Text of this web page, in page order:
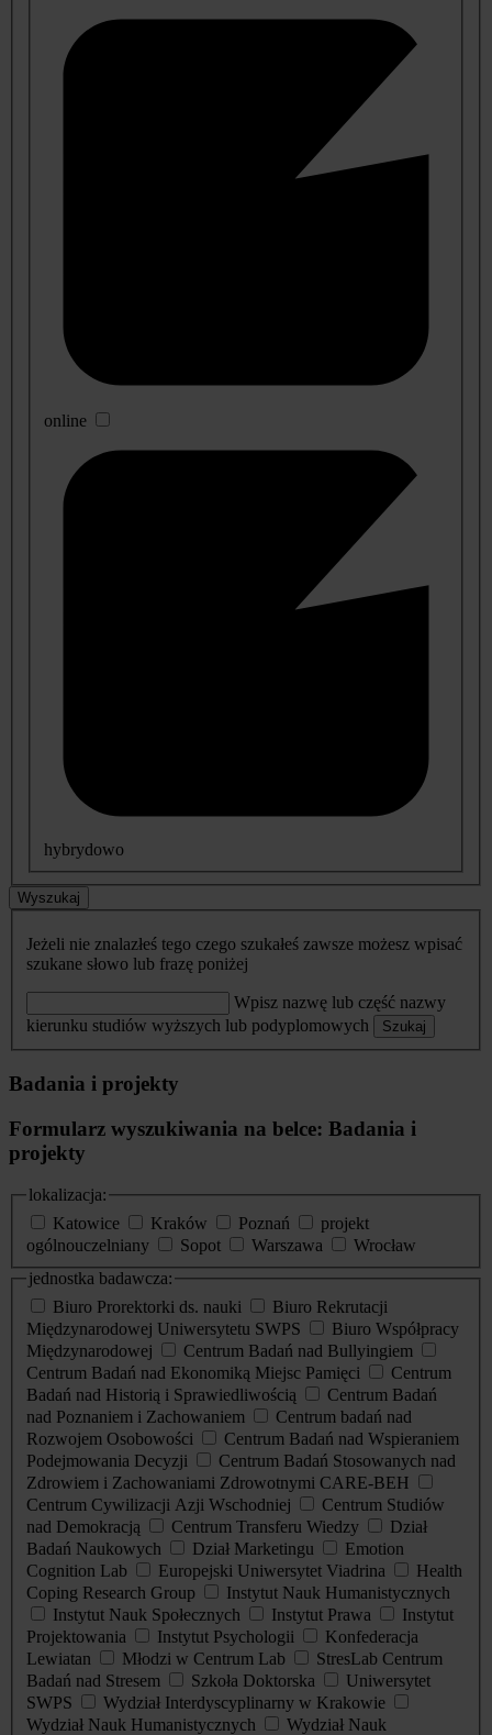
online
hybrydowo
Wyszukaj
Jeżeli nie znalazłeś tego czego szukałeś zawsze możesz wpisać
szukane słowo lub frazę poniżej
Wpisz nazwę lub część nazwy
kierunku studiów wyższych lub podyplomowych
Szukaj
Badania i projekty
Formularz wyszukiwania na belce: Badania i
projekty
lokalizacja:
Katowice
Kraków Poznań
projekt
ogólnouczelniany
Sopot Warszawa
Wrocław
jednostka badawcza:
Biuro Prorektorki ds. nauki
Biuro Rekrutacji
Międzynarodowej Uniwersytetu SWPS
Biuro Współpracy
Międzynarodowej
Centrum Badań nad Bullyingiem
Centrum Badań nad Ekonomiką Miejsc Pamięci
Centrum
Badań nad Historią i Sprawiedliwością
Centrum Badań
nad Poznaniem i Zachowaniem
Centrum badań nad
Rozwojem Osobowości
Centrum Badań nad Wspieraniem
Podejmowania Decyzji
Centrum Badań Stosowanych nad
Zdrowiem i Zachowaniami Zdrowotnymi CARE-BEH
Centrum Cywilizacji Azji Wschodniej
Centrum Studiów
nad Demokracją
Centrum Transferu Wiedzy
Dział
Badań Naukowych
Dział Marketingu
Emotion
Cognition Lab
Europejski Uniwersytet Viadrina
Health
Coping Research Group
Instytut Nauk Humanistycznych
Instytut Nauk Społecznych
Instytut Prawa
Instytut
Projektowania
Instytut Psychologii
Konfederacja
Lewiatan
Młodzi w Centrum Lab
StresLab Centrum
Badań nad Stresem
Szkoła Doktorska
Uniwersytet
SWPS
Wydział Interdyscyplinarny w Krakowie
Wydział Nauk Humanistycznych
Wydział Nauk